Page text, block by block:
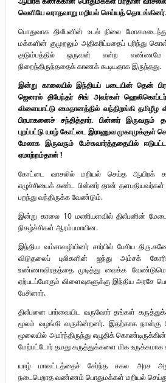
வெளியே வராதவாறு மறியல் செய்யத் தொடங்கினர்.
பொதுவாக திலீபனின் உடல் நிலை
மக்களின் குமுறலும் அதிகரிப்பதைப் புரிந்து
குடும்பத்தில் ஒருவன் என்ற எண்ணமே
நிறைந்திருந்ததைக் காணக் கூடியதாக இருந்தது.
இன்று காலையில் இந்தியப் படையின் தென்
ஜெனரல் திபேந்தர் சிங் அவர்கள்
விளையாட்டு மைதானத்தில் வந்திறங்கி தமிழீழ
பிரபாகனைச் சந்தித்தார். பின்னர் இருவரும்
புறப்பட்டு யாழ் கோட்டை இராணுவ முகாமுக்குள்
மேலாக இருவரும் பேச்சுவார்த்ததையில்
ஏமாற்றம்தான் !
கோட்டை வாசலில் மறியல் செய்த ஆயிரக்
எழுச்சியைக் கண்ட பின்னர் தான்
பறந்து வந்திருக்க வேண்டும்.
இன்று காலை 10 மணியளவில் திலீபனின்
நிகழ்ச்சிகள் ஆரம்பமாயின.
இந்திய வம்சாவழியினர் சார்பில் பேசிய
விடுதலைப் புலிகளின் ஐந்து அம்சக்
உண்ணாவிரதத்தை முடித்து வைக்க
ஏற்படப்போகும் விளைவுகளுக்கு இந்திய அரசே
பேசினார்.
திலீபனை பார்வையிட வருவோர் தங்கள்
மூலம் வழங்கி வருகின்றனர். இதற்காக
மூலையில் அமர்ந்திருந்து எழுதிக்
மேற்பட்டோர் தமது கருத்துக்களை மிக உருக்கமாக
யாழ் மாவட்டத்தைச் சேர்ந்த சகல அரச
நடைபெறாத வண்ணம் பொதுமக்கள் மறியல்